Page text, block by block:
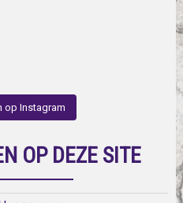
op Instagram
OP DEZE SITE